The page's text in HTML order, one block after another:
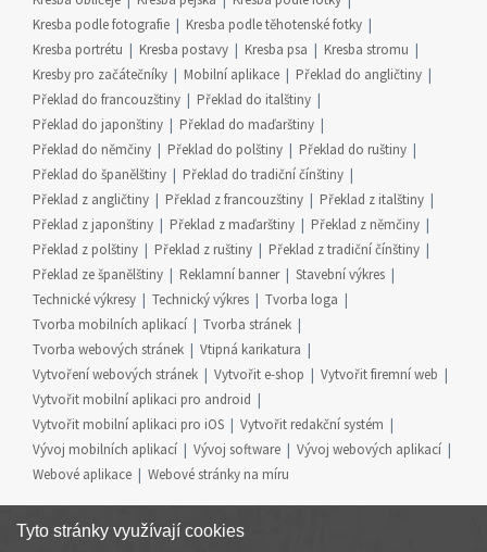
Kresba podle fotografie
Kresba podle těhotenské fotky
Kresba portrétu
Kresba postavy Kresba psa
Kresba stromu
Kresby pro začátečníky
Mobilní aplikace
Překlad do angličtiny
Překlad do francouzštiny
Překlad do italštiny
Překlad do japonštiny
Překlad do maďarštiny
Překlad do němčiny
Překlad do polštiny
Překlad do ruštiny
Překlad do španělštiny
Překlad do tradiční čínštiny
Překlad z angličtiny
Překlad z francouzštiny
Překlad z italštiny
Překlad z japonštiny
Překlad z maďarštiny
Překlad z němčiny
Překlad z polštiny
Překlad z ruštiny
Překlad z tradiční čínštiny
Překlad ze španělštiny
Reklamní banner
Stavební výkres
Technické výkresy
Technický výkres
Tvorba loga
Tvorba mobilních aplikací
Tvorba stránek
Tvorba webových stránek
Vtipná karikatura
Vytvoření webových stránek
Vytvořit e-shop
Vytvořit firemní web
Vytvořit mobilní aplikaci pro android
Vytvořit mobilní aplikaci pro iOS
Vytvořit redakční systém
Vývoj mobilních aplikací
Vývoj software
Vývoj webových aplikací
Webové aplikace
Webové stránky na míru
Tyto stránky využívají cookies